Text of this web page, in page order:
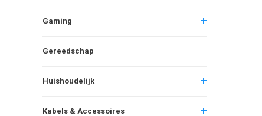
Gaming
Gereedschap
Huishoudelijk
Kabels & Accessoires